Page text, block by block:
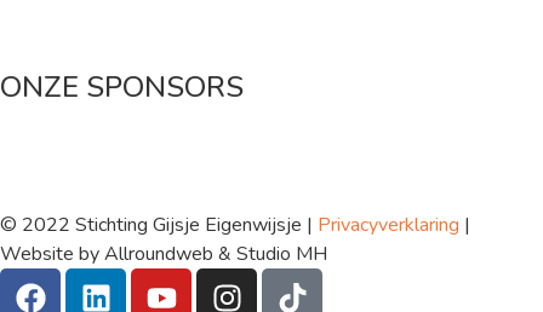
ONZE SPONSORS
© 2022 Stichting Gijsje Eigenwijsje | Privacyverklaring |
Website by Allroundweb & Studio MH